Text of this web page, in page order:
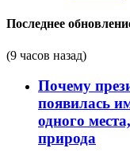
Последнее
(9 часов назад)
Почему
появилась
одного
природа